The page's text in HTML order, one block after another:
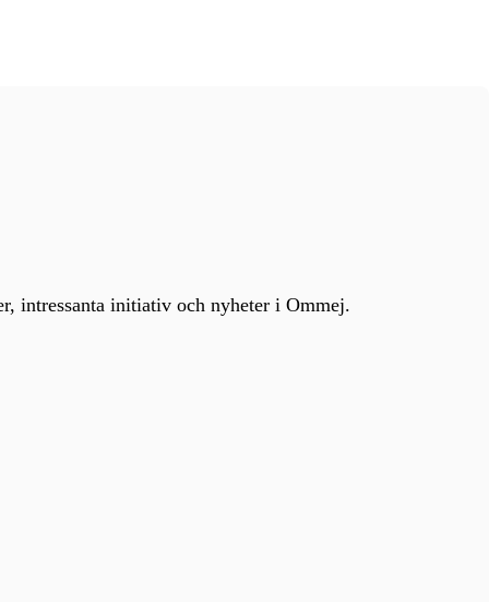
intressanta initiativ och nyheter i Ommej.